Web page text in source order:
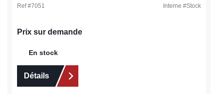
Ref #7051 Interne #Stock
Prix sur demande
En stock
Détails